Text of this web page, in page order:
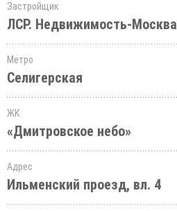
Застройщик
ЛСР. Недвижимость-Москва
Метро
Селигерская
ЖК
«Дмитровское небо»
Адрес
Ильменский проезд, вл. 4